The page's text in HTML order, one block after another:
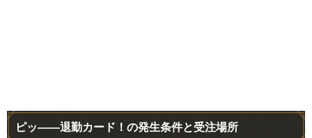
ピッ――退勤カード！の発生条件と受注場所